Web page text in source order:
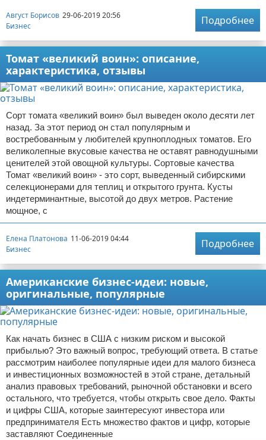
Август Борисов 29-06-2019 20:56
Бизнес
Подробнее
Томат «великий воин»: описание,
характеристика, отзывы
Сорт томата «великий воин» был выведен около десяти лет
назад. За этот период он стал популярным и
востребованным у любителей крупноплодных томатов. Его
великолепные вкусовые качества не оставят равнодушными
ценителей этой овощной культуры. Сортовые качества
Томат «великий воин» - это сорт, выведенный сибирскими
селекционерами для теплиц и открытого грунта. Кусты
индетерминантные, высотой до двух метров. Растение
мощное, с
Елена Платонова 11-06-2019 04:44
Бизнес
Подробнее
Американские бизнес-идеи: новые,
оригинальные, популярные
Как начать бизнес в США с низким риском и высокой
прибылью? Это важный вопрос, требующий ответа. В статье
рассмотрим наиболее популярные идеи для малого бизнеса
и инвестиционных возможностей в этой стране, детальный
анализ правовых требований, рыночной обстановки и всего
остального, что требуется, чтобы открыть свое дело. Факты
и цифры США, которые заинтересуют инвестора или
предпринимателя Есть множество фактов и цифр, которые
заставляют Соединенные